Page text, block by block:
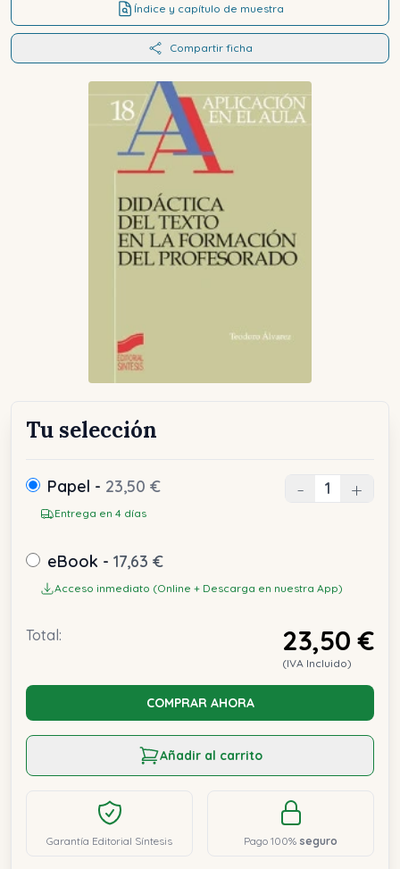
Índice y capítulo de muestra
Compartir ficha
Tu selección
Papel - 23,50 €
Entrega en 4 días
- +
eBook - 17,63 €
Acceso inmediato (Online + Descarga en nuestra App)
Total: 23,50 €
(IVA Incluido)
COMPRAR AHORA
Añadir al carrito
Garantía Editorial Síntesis Pago 100% seguro